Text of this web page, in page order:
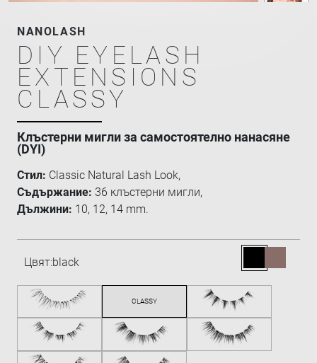
NANOLASH
DIY EYELASH
EXTENSIONS
CLASSY
Клъстерни мигли за самостоятелно нанасяне
(DYI)
Стил: Classic Natural Lash Look,
Съдържание: 36 клъстерни мигли,
Дължини: 10, 12, 14 mm.
Цвят:black